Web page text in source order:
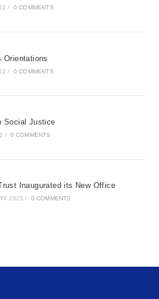
/ 0 COMMENTS
Orientations
/ 0 COMMENTS
Social Justice
/ 0 COMMENTS
Inaugurated its New Office
2021 / 0 COMMENTS